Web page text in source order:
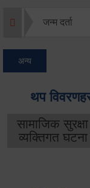
जन्म दर्ता
अन्य
थप
सामाजिक
व्यक्तिगत घटना